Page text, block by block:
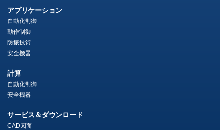
アプリケーション
自動化制御
動作制御
防振技術
安全機器
計算
自動化制御
安全機器
サービス＆ダウンロード
CAD図面